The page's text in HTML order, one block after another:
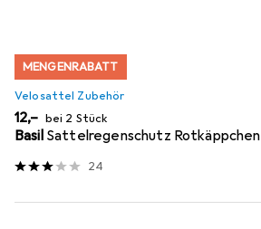
MENGENRABATT
Velosattel Zubehör
EUR
12,– bei 2 Stück
Basil Sattelregenschutz Rotkäppchen
24